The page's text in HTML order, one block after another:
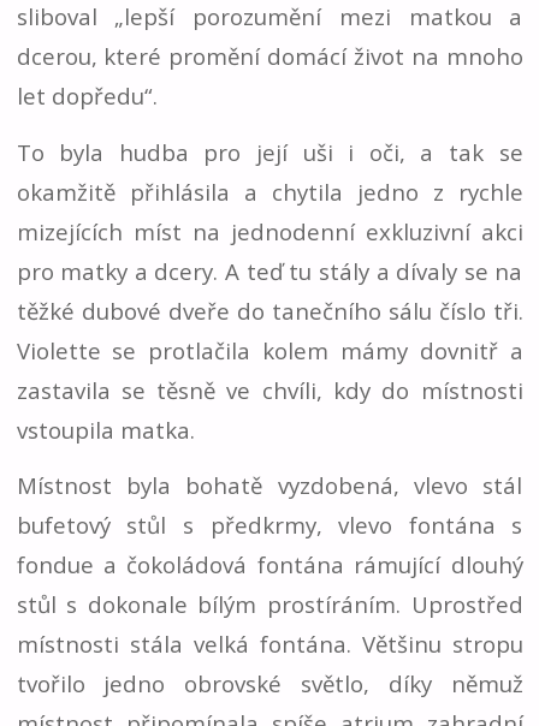
sliboval „lepší porozumění mezi matkou a
dcerou, které promění domácí život na mnoho
let dopředu“.
To byla hudba pro její uši i oči, a tak se
okamžitě přihlásila a chytila jedno z rychle
mizejících míst na jednodenní exkluzivní akci
pro matky a dcery. A teď tu stály a dívaly se na
těžké dubové dveře do tanečního sálu číslo tři.
Violette se protlačila kolem mámy dovnitř a
zastavila se těsně ve chvíli, kdy do místnosti
vstoupila matka.
Místnost byla bohatě vyzdobená, vlevo stál
bufetový stůl s předkrmy, vlevo fontána s
fondue a čokoládová fontána rámující dlouhý
stůl s dokonale bílým prostíráním. Uprostřed
místnosti stála velká fontána. Většinu stropu
tvořilo jedno obrovské světlo, díky němuž